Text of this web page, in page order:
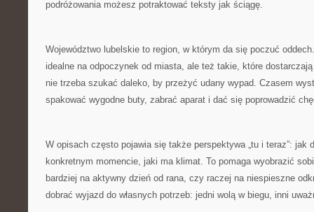
podróżowania możesz potraktować teksty jak ściągę.
Województwo lubelskie to region, w którym da się poczuć
idealne na odpoczynek od miasta, ale też takie, które
nie trzeba szukać daleko, by przeżyć udany wypad. Czasem
spakować wygodne buty, zabrać aparat i dać się poprowadzić
W opisach często pojawia się także perspektywa „tu i teraz”: jak
konkretnym momencie, jaki ma klimat. To pomaga wyobrazić
bardziej na aktywny dzień od rana, czy raczej na niespieszne
dobrać wyjazd do własnych potrzeb: jedni wolą w biegu, inni